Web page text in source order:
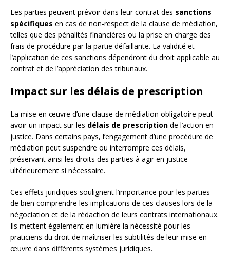
Les parties peuvent prévoir dans leur contrat des sanctions
spécifiques en cas de non-respect de la clause de médiation,
telles que des pénalités financières ou la prise en charge des
frais de procédure par la partie défaillante. La validité et
l’application de ces sanctions dépendront du droit applicable au
contrat et de l’appréciation des tribunaux.
Impact sur les délais de prescription
La mise en œuvre d’une clause de médiation obligatoire peut
avoir un impact sur les délais de prescription de l’action en
justice. Dans certains pays, l’engagement d’une procédure de
médiation peut suspendre ou interrompre ces délais,
préservant ainsi les droits des parties à agir en justice
ultérieurement si nécessaire.
Ces effets juridiques soulignent l’importance pour les parties
de bien comprendre les implications de ces clauses lors de la
négociation et de la rédaction de leurs contrats internationaux.
Ils mettent également en lumière la nécessité pour les
praticiens du droit de maîtriser les subtilités de leur mise en
œuvre dans différents systèmes juridiques.